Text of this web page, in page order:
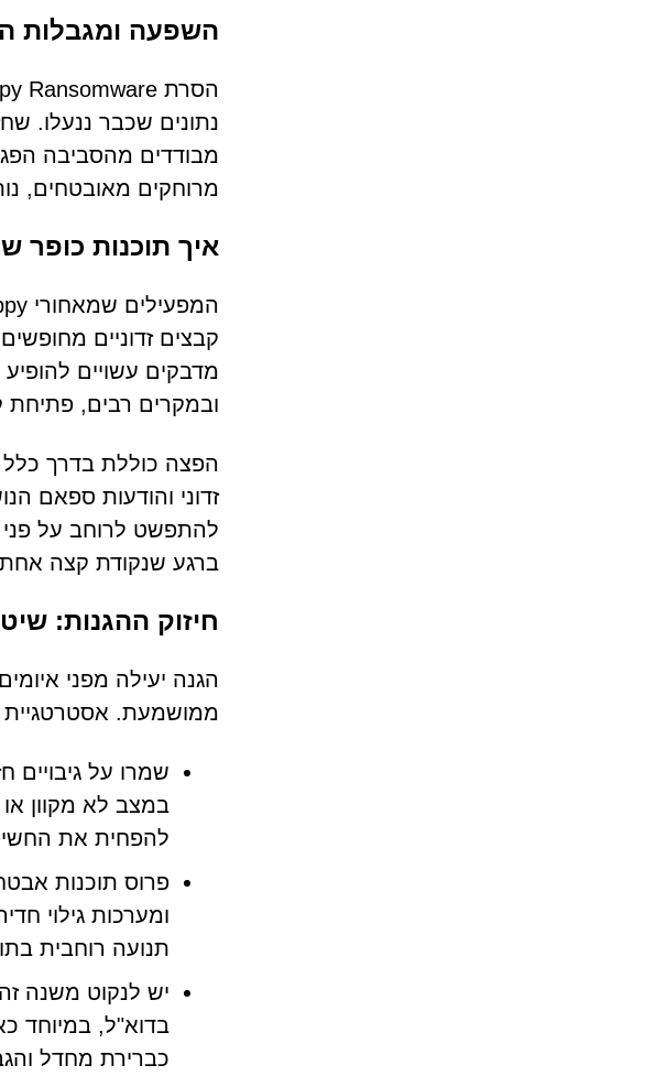
השפעה ומגבלות
נתונים שכבר ננעלו.
מבודדים מהסביבה
מרוחקים מאובטחים,
איך תוכנות
קבצים זדוניים
ובמקרים רבים,
הפצה כוללת בדרך כלל
זדוני והודעות ספאם
להתפשט לרוחב על
ברגע שנקודת קצה
חיזוק ההגנות:
ממושמעת. אסטרטגיית
שמרו על גיבויים
במצב לא מקוון
להפחית את
פרוס תוכנות
ומערכות גילוי
תנועה רוחבית
יש לנקוט משנה
בדוא"ל, במיוחד
כברירת מחדל